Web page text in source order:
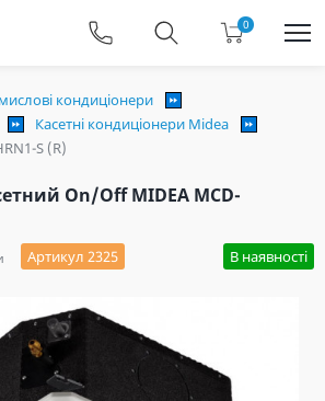
0
кондиціонери
Касетні кондиціонери Midea
S (R)
On/Off MIDEA MCD-
Артикул 2325 В наявності